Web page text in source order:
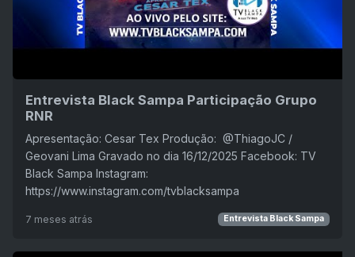
Entrevista Black Sampa Participação Grupo
RNR
Apresentação: Cesar Tex Produção: ‪ @ThiagoJC /
Geovani Lima Gravado no dia 16/12/2025 Facebook: TV
Black Sampa Instagram:
https://www.instagram.com/tvblacksampa
7 meses atrás Entrevista Black Sampa